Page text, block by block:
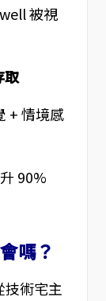
被視
取
+ 情境感
90%
嗎？
技術宅主